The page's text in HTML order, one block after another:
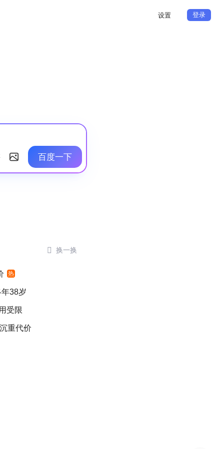
设置 登录
百度一下
 换一换
热
38岁
受限
重代价